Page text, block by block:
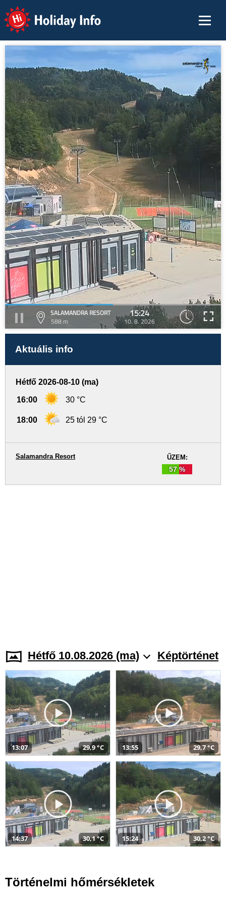
Holiday Info
SALAMANDRA RESORT
588 m
15:24
10. 8. 2026
Aktuális info
Hétfő 2026-08-10 (ma)
16:00 30 °C
18:00 25 tól 29 °C
ŰZEM:
57 %
Salamandra Resort
Hétfő 10.08.2026 (ma) Képtörténet
13:07 29,9 °C 13:55 29,7 °C
14:37 30,1 °C 15:24 30,2 °C
Történelmi hőmérsékletek